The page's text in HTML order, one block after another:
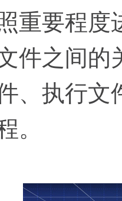
重要程度
件之间的
、执行文
。